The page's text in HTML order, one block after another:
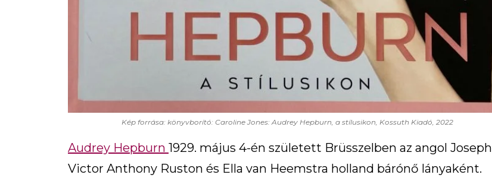
Kép forrása: könyvborító: Caroline Jones: Audrey Hepburn, a stílusikon, Kossuth Kiadó, 2022
Audrey Hepburn 1929. május 4-én született Brüsszelben az angol Joseph
Victor Anthony Ruston és Ella van Heemstra holland bárónő lányaként.